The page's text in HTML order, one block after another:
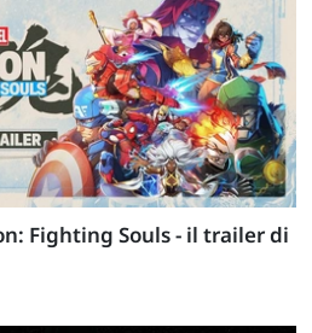
Fighting Souls - il trailer di